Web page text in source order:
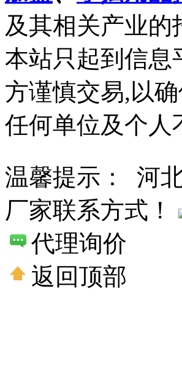
及其相关产业的
本站只起到信息
方谨慎交易,以
任何单位及个人
温馨提示： 河
厂家联系方式！
代理询价
返回顶部